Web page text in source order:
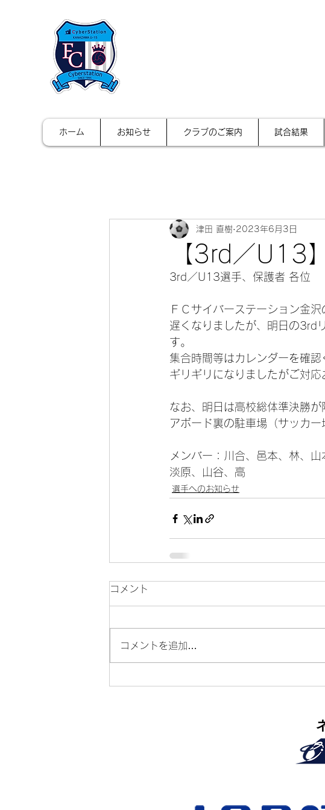
ホーム お知らせ クラブのご案内 試合結果
【3rd／U13
津田 直樹 2023年6月3日
3rd／U13選手、保護者 各位
ＦＣサイバーステーション金沢
遅くなりましたが、明日の3rd
す。
集合時間等はカレンダーを確認
ギリギリになりましたがご対応
なお、明日は高校総体準決勝
アボード裏の駐車場（サッカ
メンバー：川合、邑本、林、
淡原、山谷、高
選手へのお知らせ
コメント
コメントを追加…